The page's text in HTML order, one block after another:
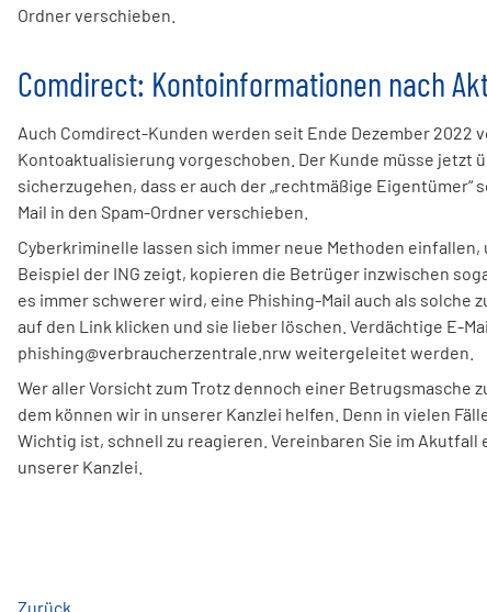
Ordner verschieben.
Comdirect: Kontoinformationen nach
Auch Comdirect-Kunden werden seit Ende Dezember
Kontoaktualisierung vorgeschoben. Der Kunde müsse jetzt
sicherzugehen, dass er auch der „rechtmäßige
Mail in den Spam-Ordner verschieben.
Cyberkriminelle lassen sich immer neue Methoden
Beispiel der ING zeigt, kopieren die Betrüger inzwischen
es immer schwerer wird, eine Phishing-Mail auch als
auf den Link klicken und sie lieber löschen. Verdächtige E-
phishing@verbraucherzentrale.nrw weitergeleitet werden.
Wer aller Vorsicht zum Trotz dennoch einer
dem können wir in unserer Kanzlei helfen. Denn in vielen
Wichtig ist, schnell zu reagieren. Vereinbaren Sie im
unserer Kanzlei.
Zurück